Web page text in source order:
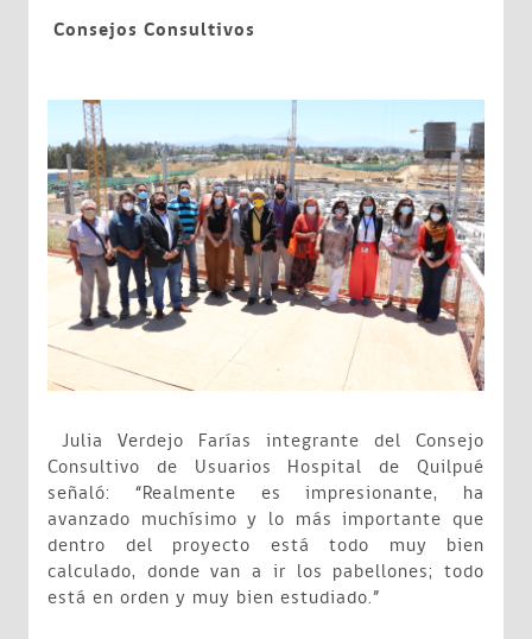
Consejos Consultivos
Julia Verdejo Farías integrante del Consejo
Consultivo de Usuarios Hospital de Quilpué
señaló: “Realmente es impresionante, ha
avanzado muchísimo y lo más importante que
dentro del proyecto está todo muy bien
calculado, donde van a ir los pabellones; todo
está en orden y muy bien estudiado.”